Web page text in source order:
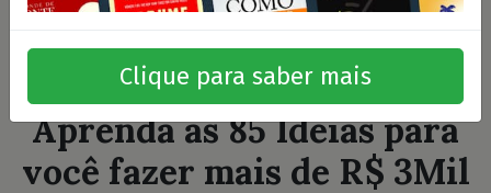
Aprenda as 85 Ideias para
você fazer mais de R$ 3Mil
Clique para saber mais